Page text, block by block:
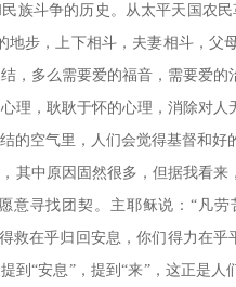
族斗争的历史。从太平天国农
地步，上下相斗，夫妻相斗，父
，多么需要爱的福音，需要爱
理，耿耿于怀的心理，消除对
的空气里，人们会觉得基督和好
其中原因固然很多，但据我看来
意寻找团契。主耶稣说：“凡
救在乎归回安息，你们得力在
到“安息”，提到“来”，这正是